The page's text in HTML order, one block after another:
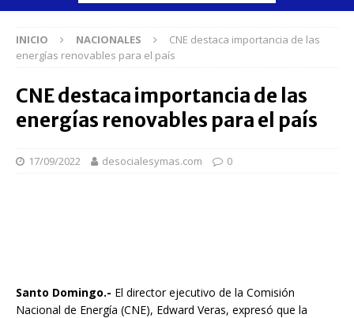
INICIO NACIONALES
CNE destaca importancia de las
energías renovables para el país
CNE destaca importancia de las
energías renovables para el país
17/09/2022 desocialesymas.com 0
Santo Domingo.- El director ejecutivo de la Comisión
Nacional de Energía (CNE), Edward Veras, expresó que la